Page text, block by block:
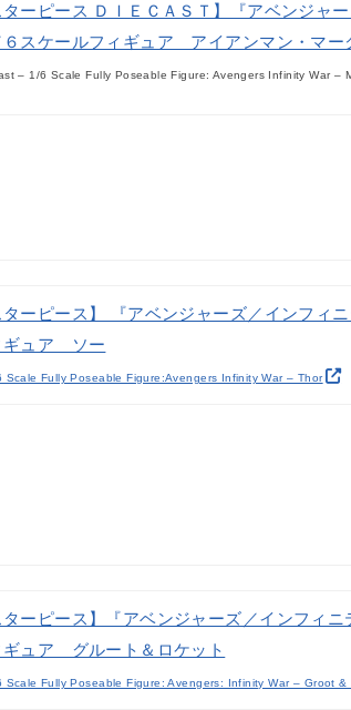
ターピース ＤＩＥＣＡＳＴ】『アベンジャ
６スケールフィギュア アイアンマン・マー
– 1/6 Scale Fully Poseable Figure: Avengers Infinity War –
ターピース】 『アベンジャーズ／インフィ
ギュア ソー
Scale Fully Poseable Figure:Avengers Infinity War – Thor
ターピース】『アベンジャーズ／インフィニ
ギュア グルート＆ロケット
Scale Fully Poseable Figure: Avengers: Infinity War – Groot &